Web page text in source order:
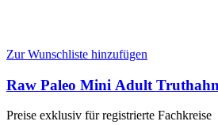
Zur Wunschliste hinzufügen
Raw Paleo Mini Adult
Preise exklusiv für registrierte Fachkreise